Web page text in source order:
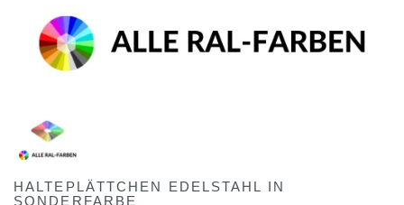
HALTEPLÄTTCHEN EDELSTAHL IN
SONDERFARBE